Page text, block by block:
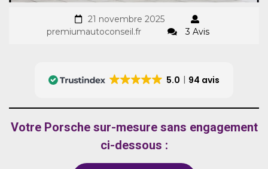
21 novembre 2025
premiumautoconseil.fr
3 Avis
5.0 94 avis
Votre Porsche sur-mesure sans engagement
ci-dessous :